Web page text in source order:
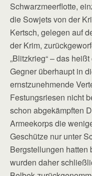
Schwarzmeerflotte,
die Sowjets von der
Kertsch, gelegen auf
der Krim,
„Blitzkrieg“ – das
Gegner überhaupt in
ernstzunehmende
Festungsriesen nicht
schon abgekämpften
Armeekorps die
Geschütze nur unter
Bergstellungen
wurden daher